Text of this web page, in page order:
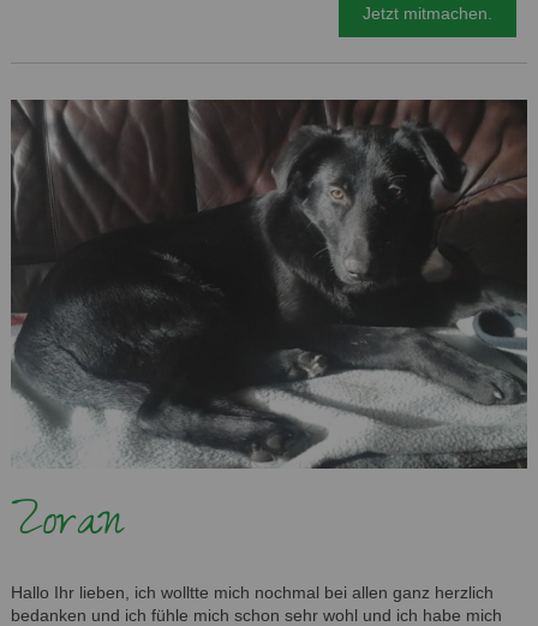
Jetzt mitmachen.
Zoran
Hallo Ihr lieben, ich wolltte mich nochmal bei allen ganz herzlich
bedanken und ich fühle mich schon sehr wohl und ich habe mich